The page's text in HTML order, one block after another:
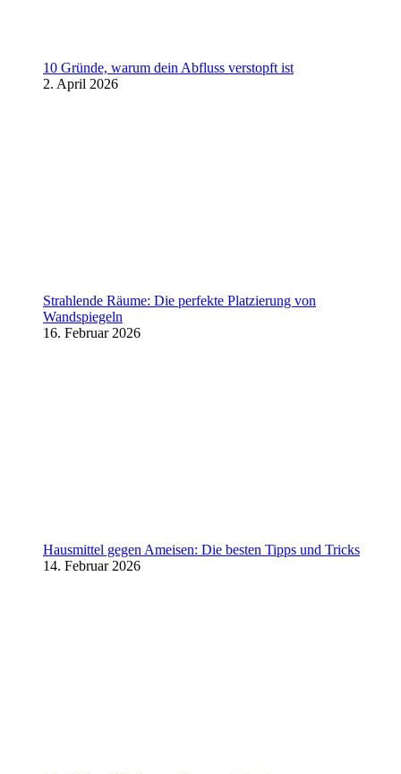
10 Gründe, warum dein Abfluss verstopft ist
2. April 2026
Strahlende Räume: Die perfekte Platzierung von
Wandspiegeln
16. Februar 2026
Hausmittel gegen Ameisen: Die besten Tipps und Tricks
14. Februar 2026